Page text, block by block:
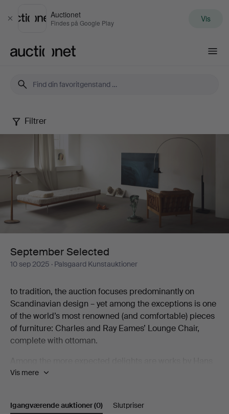
Luk
Auctionet
Findes på Google Play Vis
September
Selected
Filtrer
September Selected
10 sep 2025 · Palsgaard Kunstauktioner
to tradition, the auction focuses predominantly on
Scandinavian design – yet among the exceptions is one
of the world’s most renowned (and comfortable) pieces
of furniture: Charles and Ray Eames’ Lounge Chair,
complete with ottoman.
J. Wegner, Hans-Agne Jakobsson, Verner Panton, Grete
and, of course, furniture.
Vis mere
Igangværende auktioner(0) Slutpriser